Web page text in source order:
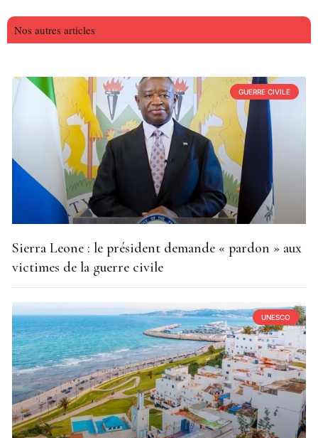
Nos autres articles
GUERRE CIVILE
Sierra Leone : le président demande « pardon » aux
victimes de la guerre civile
UNESCO